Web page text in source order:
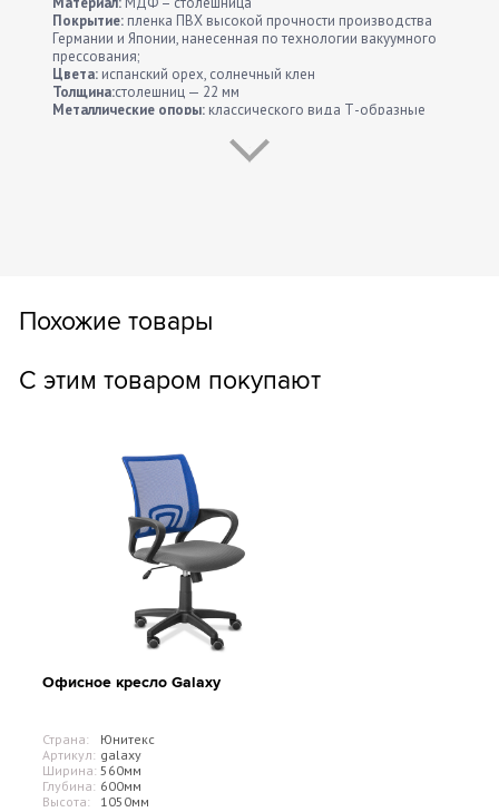
Покрытие: пленка ПВХ высокой прочности производства
Германии и Японии, нанесенная по технологии вакуумного
прессования;
Цвета: испанский орех, солнечный клен
Толщина:столешниц — 22 мм
Металлические опоры: классического вида Т-образные
возможностью регулировки высоты; предусмотрена
возможность скрытой прокладки электрической проводки
Похожие товары
С этим товаром покупают
Офисное кресло Galaxy
Страна:
Юнитекс
Артикул: galaxy
Ширина: 560мм
Глубина: 600мм
Высота:
1050мм